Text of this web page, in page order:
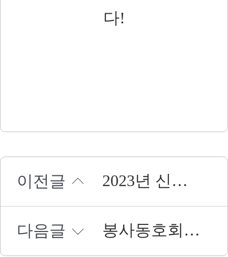
다!
이전글 2023년 신임 본부장 취임식
다음글 봉사동호회 하늘지킴이 디차힐 감사패 수여